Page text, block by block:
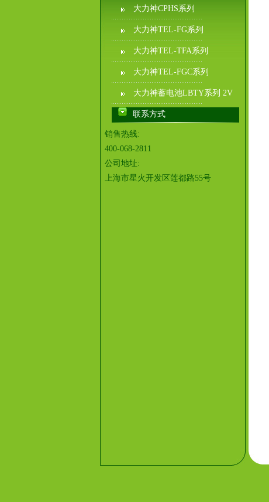
大力神CPHS系列
大力神TEL-FG系列
大力神TEL-TFA系列
大力神TEL-FGC系列
大力神蓄电池LBTY系列 2V
联系方式
销售热线:
400-068-2811
公司地址:
上海市星火开发区莲都路55号